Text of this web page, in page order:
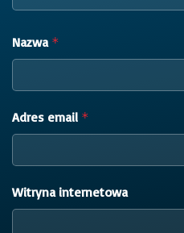
Nazwa *
Adres email *
Witryna internetowa